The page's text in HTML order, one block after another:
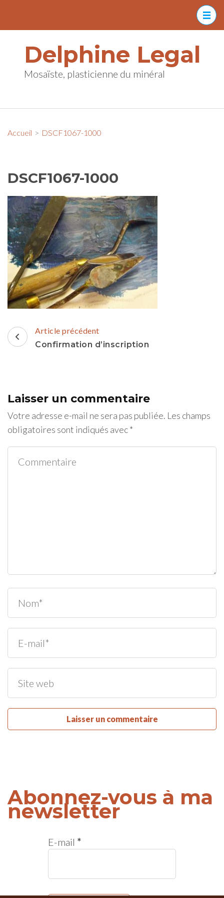
(Pressez
Entrée)Delphine Legal
Mosaïste, plasticienne du minéral
Accueil > DSCF1067-1000
DSCF1067-1000
Navigation
d'article
Article précédent
Confirmation d’inscription
Laisser un commentaire
Votre adresse e-mail ne sera pas publiée. Les champs
obligatoires sont indiqués avec*
Abonnez-vous à ma
newsletter
E-mail *